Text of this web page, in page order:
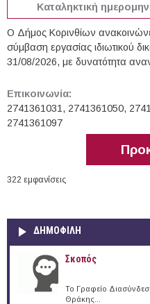
Καταληκτική
Ο Δήμος Κορινθίων
σύμβαση εργασίας ιδιωτικού
31/08/2026, με δυνατότητα
Επικοινωνία:
2741361031, 2741361050,
2741361097
322 εμφανίσεις
ΔΗΜΟΦΙΛΗ
Σκοπός
Το Γραφείο
Θράκης...